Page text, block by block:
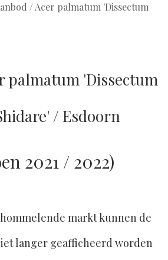
/ Acer palmatum 'Dissectum
palmatum 'Dissectum
/ Esdoorn
2021 / 2022)
markt kunnen de
langer geafficheerd worden